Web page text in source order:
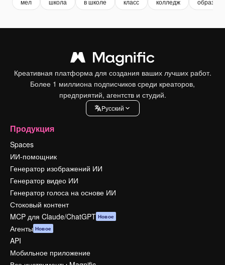
мел школа в школе класс колледж
Креативная платформа для создания ваших лучших работ.
Более 1 миллиона подписчиков среди креаторов,
предприятий, агентств и студий.
Pусский
Продукция
Spaces
ИИ-помощник
Генератор изображений ИИ
Генератор видео ИИ
Генератор голоса на основе ИИ
Стоковый контент
MCP для Claude/ChatGPT Новое
Агенты Новое
API
Мобильное приложение